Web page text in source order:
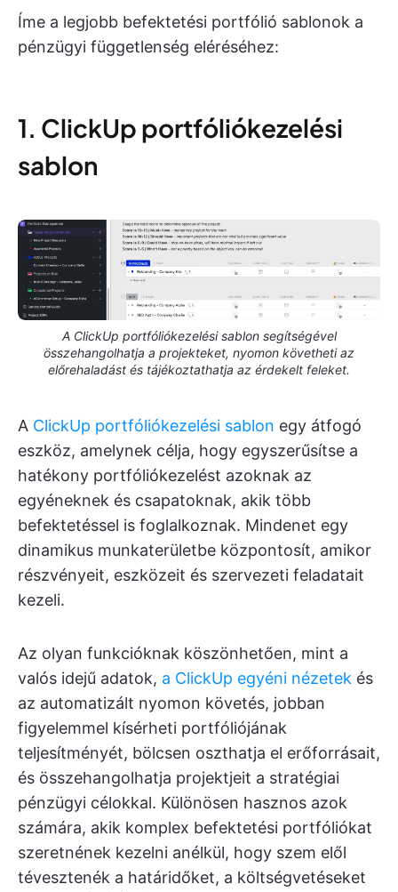
Íme a legjobb befektetési portfólió sablonok a
pénzügyi függetlenség eléréséhez:
1. ClickUp portfóliókezelési
sablon
A ClickUp portfóliókezelési sablon segítségével
összehangolhatja a projekteket, nyomon követheti az
előrehaladást és tájékoztathatja az érdekelt feleket.
A ClickUp portfóliókezelési sablon egy átfogó
eszköz, amelynek célja, hogy egyszerűsítse a
hatékony portfóliókezelést azoknak az
egyéneknek és csapatoknak, akik több
befektetéssel is foglalkoznak. Mindenet egy
dinamikus munkaterületbe központosít, amikor
részvényeit, eszközeit és szervezeti feladatait
kezeli.
Az olyan funkcióknak köszönhetően, mint a
valós idejű adatok, a ClickUp egyéni nézetek és
az automatizált nyomon követés, jobban
figyelemmel kísérheti portfóliójának
teljesítményét, bölcsen oszthatja el erőforrásait,
és összehangolhatja projektjeit a stratégiai
pénzügyi célokkal. Különösen hasznos azok
számára, akik komplex befektetési portfóliókat
szeretnének kezelni anélkül, hogy szem elől
tévesztenék a határidőket, a költségvetéseket